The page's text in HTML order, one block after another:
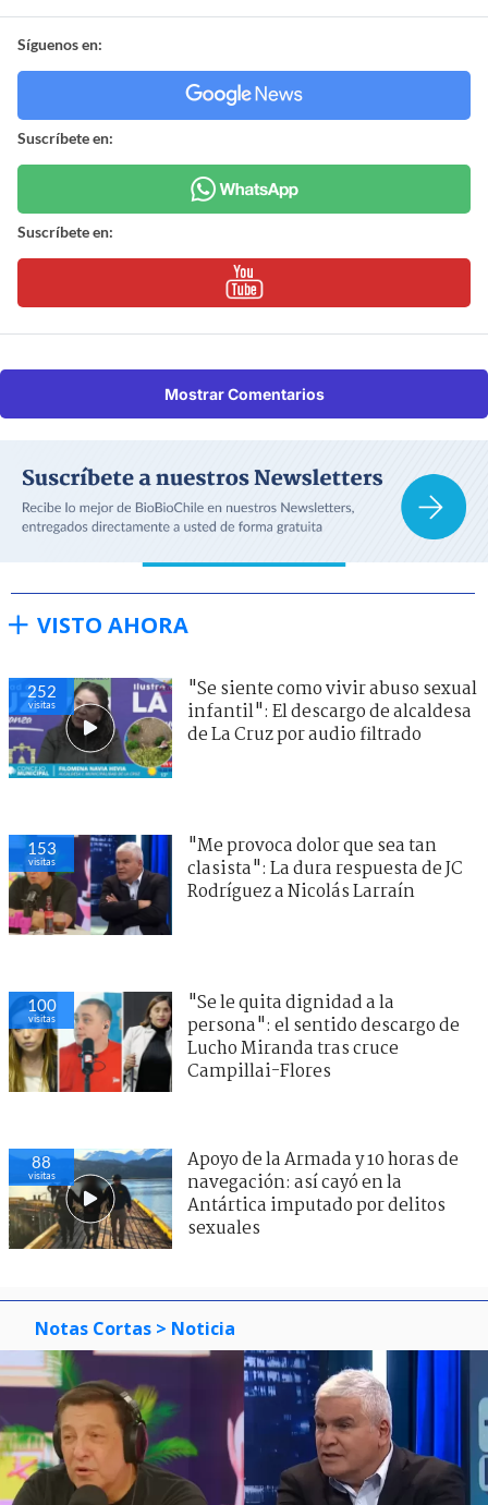
Síguenos en:
Suscríbete en:
Suscríbete en:
Mostrar Comentarios
VISTO AHORA
252
visitas
"Se siente como vivir abuso sexual
infantil": El descargo de alcaldesa
de La Cruz por audio filtrado
153
visitas
"Me provoca dolor que sea tan
clasista": La dura respuesta de JC
Rodríguez a Nicolás Larraín
100
visitas
"Se le quita dignidad a la
persona": el sentido descargo de
Lucho Miranda tras cruce
Campillai-Flores
88
visitas
Apoyo de la Armada y 10 horas de
navegación: así cayó en la
Antártica imputado por delitos
sexuales
Notas Cortas > Noticia